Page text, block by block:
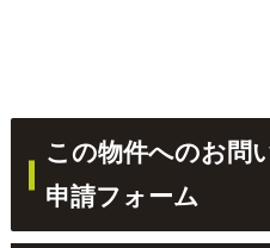
この物件へのお問
申請フォーム